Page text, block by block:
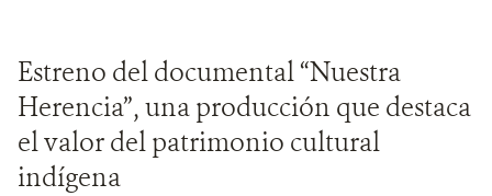
Estreno del documental “Nuestra
Herencia”, una producción que destaca
el valor del patrimonio cultural
indígena